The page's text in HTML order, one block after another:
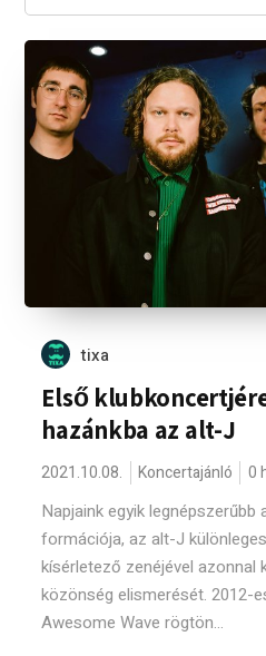
tixa
Első
hazánkba az alt-J
2021.10.08. Koncertajánló 0
Napjaink egyik legnépszerűbb
formációja, az alt-J
kísérletező zenéjével azonnal
közönség elismerését. 2012-
Awesome Wave rögtön...